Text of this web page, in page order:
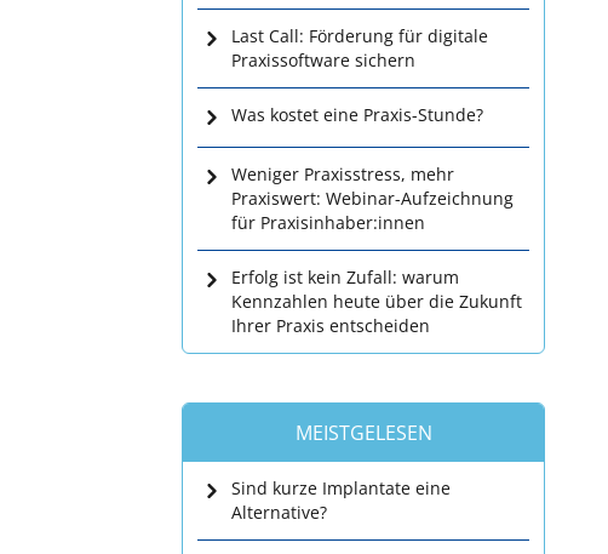
Last Call: Förderung für digitale
Praxissoftware sichern
Was kostet eine Praxis-Stunde?
Weniger Praxisstress, mehr
Praxiswert: Webinar-Aufzeichnung
für Praxisinhaber:innen
Erfolg ist kein Zufall: warum
Kennzahlen heute über die Zukunft
Ihrer Praxis entscheiden
MEISTGELESEN
Sind kurze Implantate eine
Alternative?